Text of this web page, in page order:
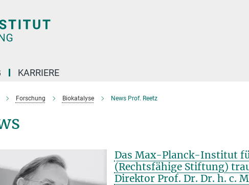
KARRIERE
Forschung Biokatalyse News Prof. Reetz
Das Max-Planck-Institut
(Rechtsfähige Stiftung)
Direktor Prof. Dr. Dr. h. c.